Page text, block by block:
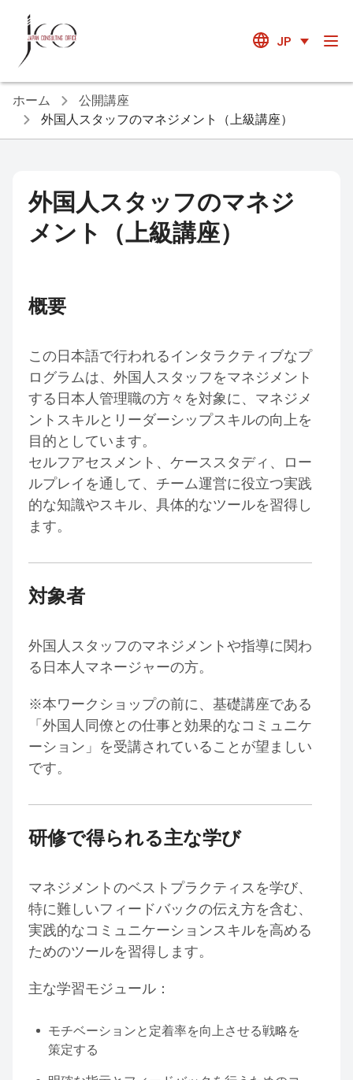
JP
ホーム
公開講座
外国人スタッフのマネジメント（上級講座）
外国人スタッフのマネジ
メント（上級講座）
概要
この日本語で行われるインタラクティブなプ
ログラムは、外国人スタッフをマネジメント
する日本人管理職の方々を対象に、マネジメ
ントスキルとリーダーシップスキルの向上を
目的としています。
セルフアセスメント、ケーススタディ、ロー
ルプレイを通して、チーム運営に役立つ実践
的な知識やスキル、具体的なツールを習得し
ます。
対象者
外国人スタッフのマネジメントや指導に関わ
る日本人マネージャーの方。
※本ワークショップの前に、基礎講座である
「外国人同僚との仕事と効果的なコミュニケ
ーション」を受講されていることが望ましい
です。
研修で得られる主な学び
マネジメントのベストプラクティスを学び、
特に難しいフィードバックの伝え方を含む、
実践的なコミュニケーションスキルを高める
ためのツールを習得します。
主な学習モジュール：
モチベーションと定着率を向上させる戦略を
策定する